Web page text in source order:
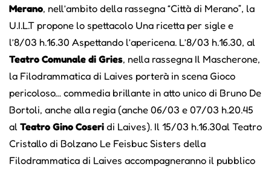
Merano, nell’ambito della rassegna “Città di Merano”, la
U.I.L.T propone lo spettacolo Una ricetta per sigle e
l’8/03 h.16.30 Aspettando l’apericena. L’8/03 h.16.30, al
Teatro Comunale di Gries, nella rassegna Il Mascherone,
la Filodrammatica di Laives porterà in scena Gioco
pericoloso… commedia brillante in atto unico di Bruno De
Bortoli, anche alla regia (anche 06/03 e 07/03 h.20.45
al Teatro Gino Coseri di Laives). Il 15/03 h.16.30al Teatro
Cristallo di Bolzano Le Feisbuc Sisters della
Filodrammatica di Laives accompagneranno il pubblico